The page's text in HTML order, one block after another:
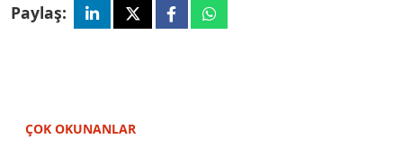
Paylaş:
ÇOK OKUNANLAR